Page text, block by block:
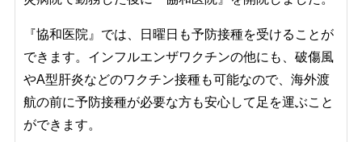
『協和医院』では、日曜日も予防接種を受けることが
できます。インフルエンザワクチンの他にも、破傷風
やA型肝炎などのワクチン接種も可能なので、海外渡
航の前に予防接種が必要な方も安心して足を運ぶこと
ができます。